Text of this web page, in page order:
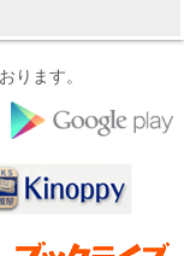
ります。